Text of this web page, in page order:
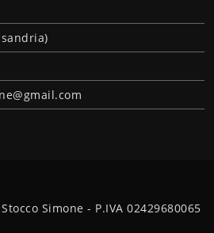
Simone - P.IVA 02429680065